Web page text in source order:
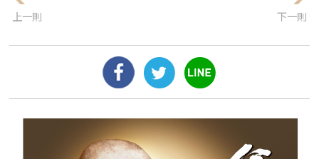
上一則 下一則